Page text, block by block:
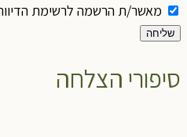
מאשר/ת הרשמה לרשימת הדיוור
שליחה
סיפורי הצלחה